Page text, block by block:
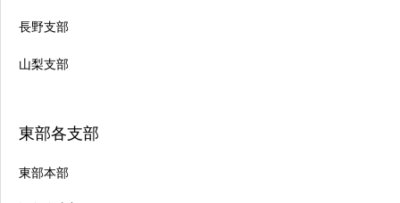
長野支部
山梨支部
東部各支部
東部本部